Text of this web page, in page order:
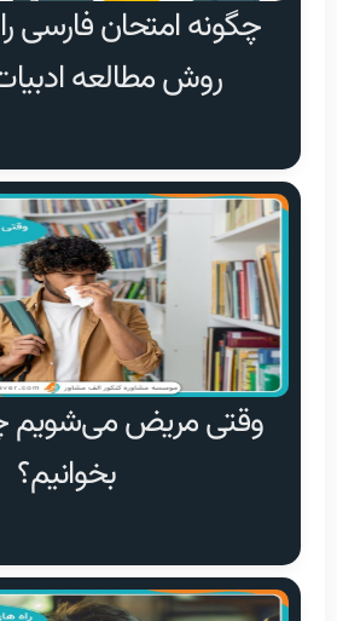
روش مطالعه
وقتی مریض می‌شویم
بخوانیم؟